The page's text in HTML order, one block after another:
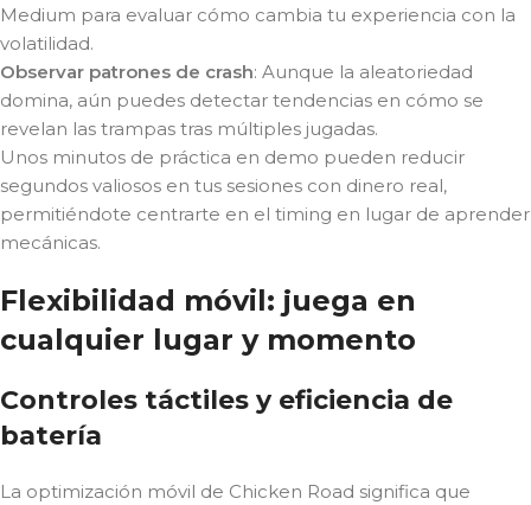
Medium para evaluar cómo cambia tu experiencia con la
volatilidad.
Observar patrones de crash: Aunque la aleatoriedad
domina, aún puedes detectar tendencias en cómo se
revelan las trampas tras múltiples jugadas.
Unos minutos de práctica en demo pueden reducir
segundos valiosos en tus sesiones con dinero real,
permitiéndote centrarte en el timing en lugar de aprender
mecánicas.
Flexibilidad móvil: juega en
cualquier lugar y momento
Controles táctiles y eficiencia de
batería
La optimización móvil de Chicken Road significa que